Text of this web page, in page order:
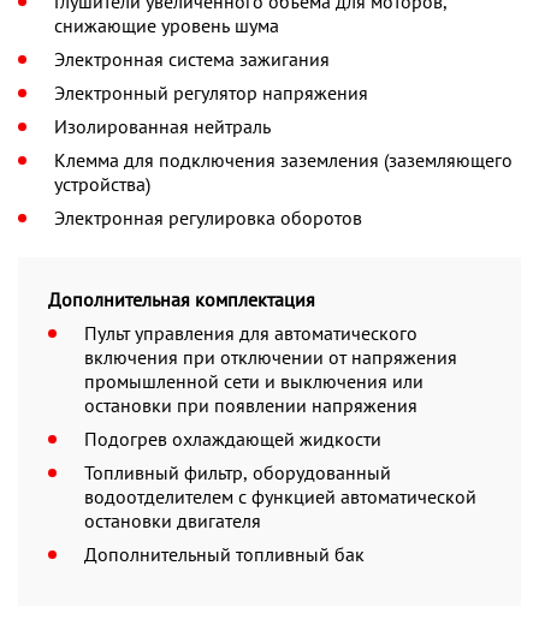
снижающие уровень шума
Электронная система зажигания
Электронный регулятор напряжения
Изолированная нейтраль
Клемма для подключения заземления (заземляющего
устройства)
Электронная регулировка оборотов
Дополнительная комплектация
Пульт управления для автоматического
включения при отключении от напряжения
промышленной сети и выключения или
остановки при появлении напряжения
Подогрев охлаждающей жидкости
Топливный фильтр, оборудованный
водоотделителем с функцией автоматической
остановки двигателя
Дополнительный топливный бак